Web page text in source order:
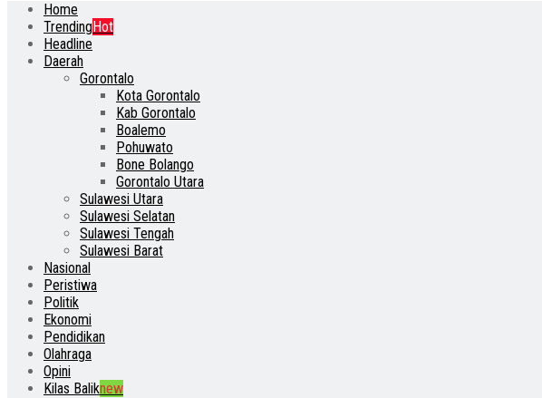
Home
TrendingHot
Headline
Daerah
Gorontalo
Kota Gorontalo
Kab Gorontalo
Boalemo
Pohuwato
Bone Bolango
Gorontalo Utara
Sulawesi Utara
Sulawesi Selatan
Sulawesi Tengah
Sulawesi Barat
Nasional
Peristiwa
Politik
Ekonomi
Pendidikan
Olahraga
Opini
Kilas Baliknew